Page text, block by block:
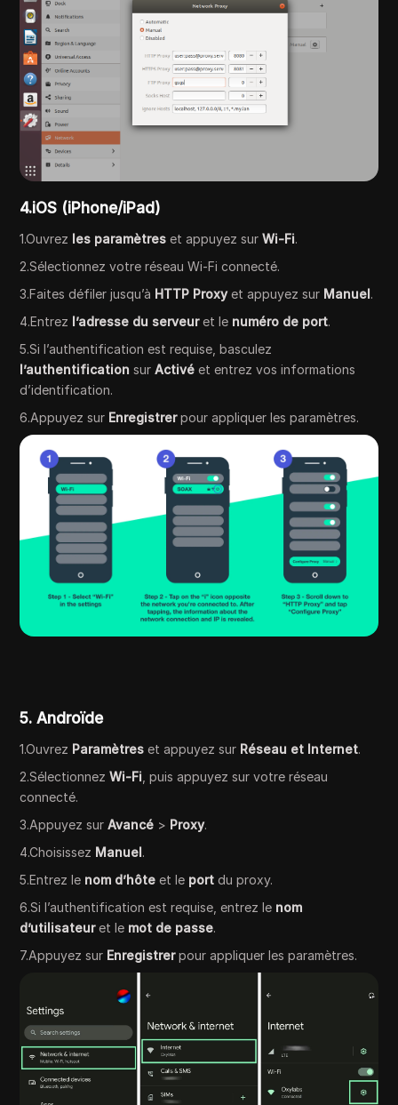
4.iOS (iPhone/iPad)
1.Ouvrez les paramètres et appuyez surWi-Fi.
2.Sélectionnez votre réseau Wi-Fi connecté.
3.Faites défiler jusqu’à HTTP Proxyet appuyez sur Manuel .
4.Entrez l’adresse du serveuret le numéro de port.
5.Si l’authentification est requise, basculez
l’authentification surActivé et entrez vos informations
d’identification.
6.Appuyez sur Enregistrerpour appliquer les paramètres.
5. Androïde
1.Ouvrez Paramètres et appuyez sur Réseau et Internet.
2.SélectionnezWi-Fi , puis appuyez sur votre réseau
connecté.
3.Appuyez surAvancé > Proxy.
4.Choisissez Manuel.
5.Entrez le nom d’hôte et le port du proxy.
6.Si l’authentification est requise, entrez le nom
d’utilisateuret le mot de passe.
7.Appuyez sur Enregistrerpour appliquer les paramètres.